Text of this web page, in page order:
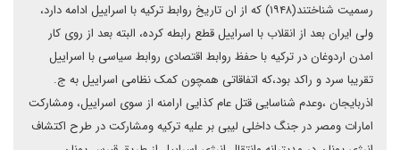
رسمیت شناختند(۱۹۴۸) که از ان تاریخ روابط ترکیه با اسراییل ادامه دارد،
ولی ایران بعد از انقلاب با اسراییل قطع رابطه کرده، البته بعد از روی کار
امدن اردوغان در ترکیه با حفظ روابط اقتصادی روابط سیاسی با اسراییل
تقریبا سرد و راکد بود،که اتفاقاتی همچون کمک نظامی اسراییل به ج.
اذربایجان ،وعدم شناسایی قتل عام کذایی ارامنه از سوی اسراییل، ومشارکت
امارات ومصر در جنگ داخلی لیبی بر علیه ترکیه ومشارکت در طرح اکتشاف